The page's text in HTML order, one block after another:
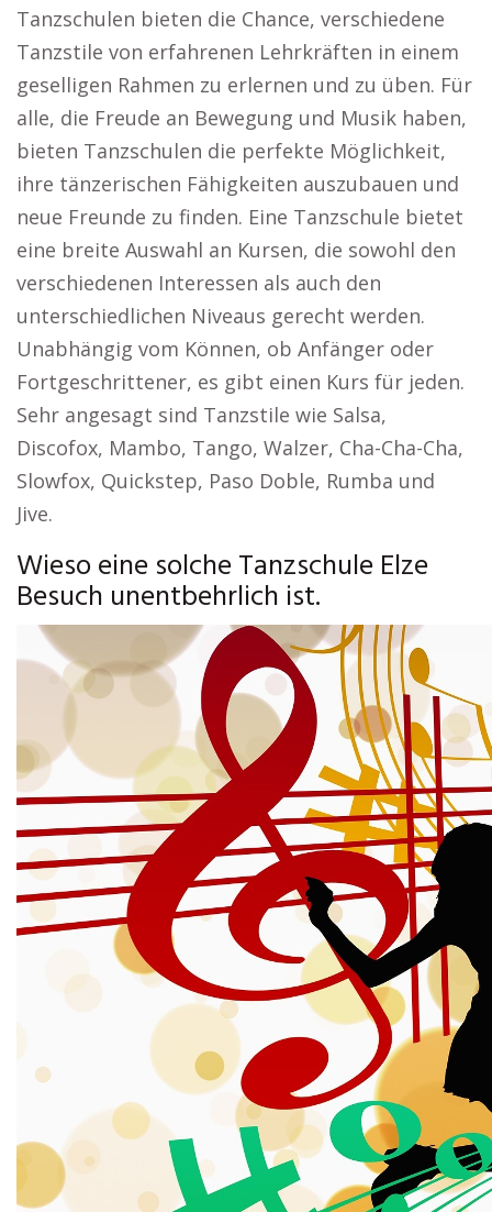
Tanzschulen bieten die Chance, verschiedene
Tanzstile von erfahrenen Lehrkräften in einem
geselligen Rahmen zu erlernen und zu üben. Für
alle, die Freude an Bewegung und Musik haben,
bieten Tanzschulen die perfekte Möglichkeit,
ihre tänzerischen Fähigkeiten auszubauen und
neue Freunde zu finden. Eine Tanzschule bietet
eine breite Auswahl an Kursen, die sowohl den
verschiedenen Interessen als auch den
unterschiedlichen Niveaus gerecht werden.
Unabhängig vom Können, ob Anfänger oder
Fortgeschrittener, es gibt einen Kurs für jeden.
Sehr angesagt sind Tanzstile wie Salsa,
Discofox, Mambo, Tango, Walzer, Cha-Cha-Cha,
Slowfox, Quickstep, Paso Doble, Rumba und
Jive.
Wieso eine solche Tanzschule Elze
Besuch unentbehrlich ist.